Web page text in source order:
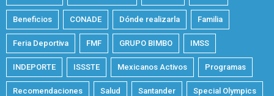
Beneficios CONADE Dónde realizarla Familia
Feria Deportiva FMF GRUPO BIMBO IMSS
INDEPORTE ISSSTE Mexicanos Activos Programas
Recomendaciones Salud Santander Special Olympics